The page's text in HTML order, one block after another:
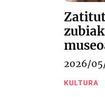
2026/
KULTURA